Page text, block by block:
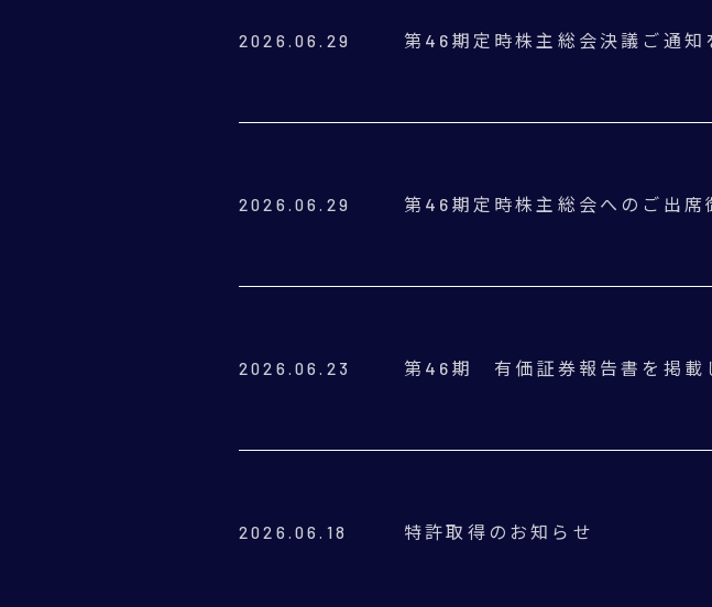
2026.06.29 第46期定時株主総会決議ご通知
2026.06.29 第46期定時株主総会へのご出席
2026.06.23 第46期 有価証券報告書を掲載
2026.06.18 特許取得のお知らせ